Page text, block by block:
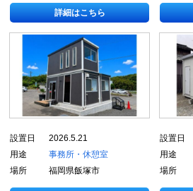
詳細はこちら
設置日
2026.5.21
用途
事務所・休憩室
場所
福岡県飯塚市
設置日
用途
場所